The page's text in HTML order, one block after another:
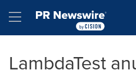
Hamburger menu
LambdaTest